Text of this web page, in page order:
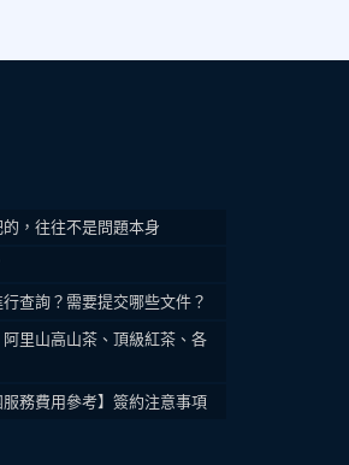
，往往不是問題本身
查詢？需要提交哪些文件？
阿里山高山茶、頂級紅茶、各
服務費用參考】簽約注意事項